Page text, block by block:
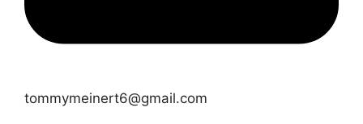
tommymeinert6@gmail.com